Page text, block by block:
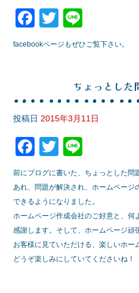
F
a
b
o
o
k
T
wi n
facebookページもぜひご覧下さい。
ちょっとした
投稿日 2015年3月11日
F
a
c
e
b
o
o
T
wi
tt
er
n
e
前にブログに書いた、ちょっとした問
あれ、問題が解決され、ホームページ
できるようになりました。
ホームページ作成会社のご好意と、何
感謝します。そして、ホームページ頑
お客様に見ていただける、楽しいホー
どうぞ楽しみにしていてくださいね！